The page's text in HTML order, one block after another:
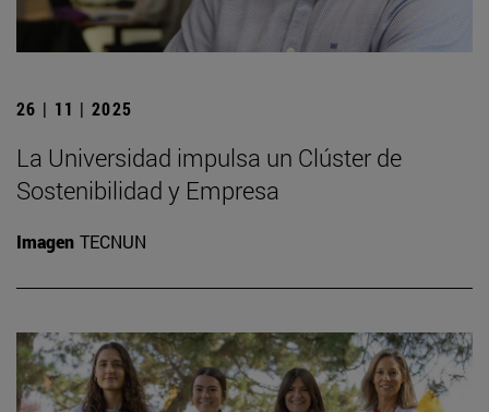
26 | 11 | 2025
La Universidad impulsa un Clúster de
Sostenibilidad y Empresa
Imagen TECNUN